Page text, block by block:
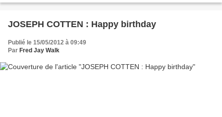
JOSEPH COTTEN : Happy birthday
Publié le 15/05/2012 à 09:49
Par Fred Jay Walk